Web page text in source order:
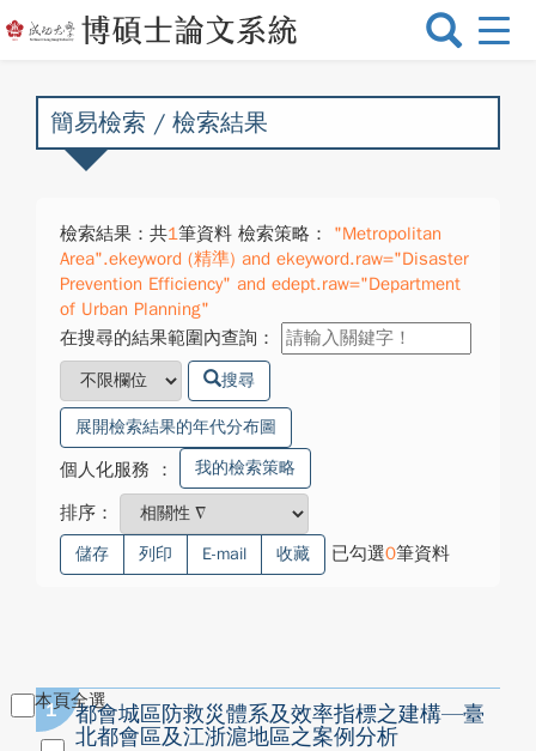
選
換
簡易檢索 / 檢索結果
檢索結果：共1筆資料 檢索策略：
"Metropolitan
Area".ekeyword (精準) and ekeyword.raw="Disaster
Prevention Efficiency" and edept.raw="Department
of Urban Planning"
在搜尋的結果範圍內查詢：
搜尋
展開檢索結果的年代分布圖
個人化服務 ： 我的檢索策略
排序：
儲存 列印 E-mail 收藏 已勾選0筆資料
本頁全選
1
都會城區防救災體系及效率指標之建構—臺
北都會區及江浙滬地區之案例分析